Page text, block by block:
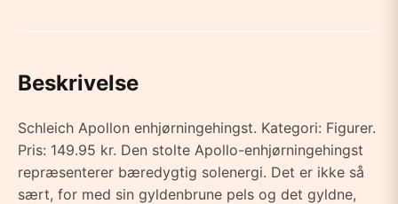
Beskrivelse
Schleich Apollon enhjørningehingst. Kategori: Figurer.
Pris: 149.95 kr. Den stolte Apollo-enhjørningehingst
repræsenterer bæredygtig solenergi. Det er ikke så
sært, for med sin gyldenbrune pels og det gyldne,